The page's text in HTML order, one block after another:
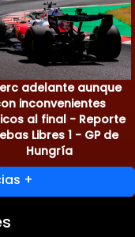
adelante aunque
inconvenientes
al final - Reporte
Libres 1 - GP de
Hungría
+